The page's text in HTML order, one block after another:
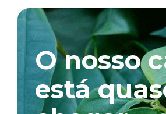
O nosso
está